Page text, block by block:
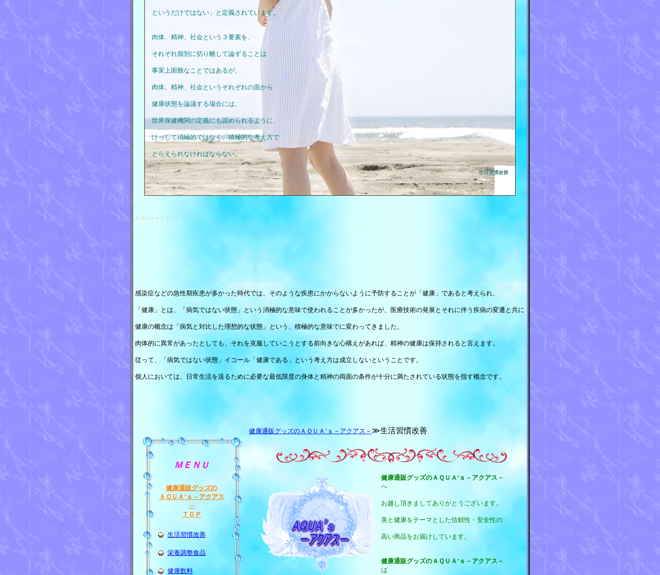
というだけではない」と定義されています。
肉体、精神、社会という３要素を、
それぞれ個別に切り離して論ずることは
事実上困難なことではあるが、
肉体、精神、社会というそれぞれの面から
健康状態を論議する場合には、
世界保健機関の定義にも認められるように、
けっして消極的ではなく、積極的な考え方で
とらえられなければならない。
生活習慣改善
スポンサードリンク
感染症などの急性期疾患が多かった時代では、そのような疾患にかからないように予防することが「健康」であると考えられ、
「健康」とは、「病気ではない状態」という消極的な意味で使われることが多かったが、医療技術の発展とそれに伴う疾病の変遷と共に
健康の概念は「病気と対比した理想的な状態」という、積極的な意味でに変わってきました。
肉体的に異常があったとしても、それを克服していこうとする前向きな心構えがあれば、精神の健康は保持されると言えます。
従って、「病気ではない状態」イコール「健康である」という考え方は成立しないということです。
個人においては、日常生活を送るために必要な最低限度の身体と精神の両面の条件が十分に満たされている状態を指す概念です。
ＭＥＮＵ
健康通販グッズの
ＡＱＵＡ’ｓ－アクアス
－
ＴＯＰ
生活習慣改善
栄養調整食品
健康飲料
健康通販グッズのＡＱＵＡ’ｓ－アクアス－ ≫生活習慣改善
健康通販グッズのＡＱＵＡ’ｓ－アクアス－
へ
お越し頂きましてありがとうございます。
美と健康をテーマとした信頼性・安全性の
高い商品をお届けしています。
健康通販グッズのＡＱＵＡ’ｓ－アクアス－
は